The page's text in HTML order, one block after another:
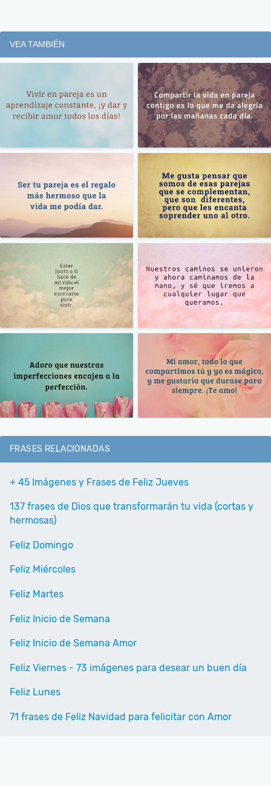
VEA TAMBIÉN
FRASES RELACIONADAS
+ 45 Imágenes y Frases de Feliz Jueves
137 frases de Dios que transformarán tu vida (cortas y
hermosas)
Feliz Domingo
Feliz Miércoles
Feliz Martes
Feliz Inicio de Semana
Feliz Inicio de Semana Amor
Feliz Viernes - 73 imágenes para desear un buen día
Feliz Lunes
71 frases de Feliz Navidad para felicitar con Amor